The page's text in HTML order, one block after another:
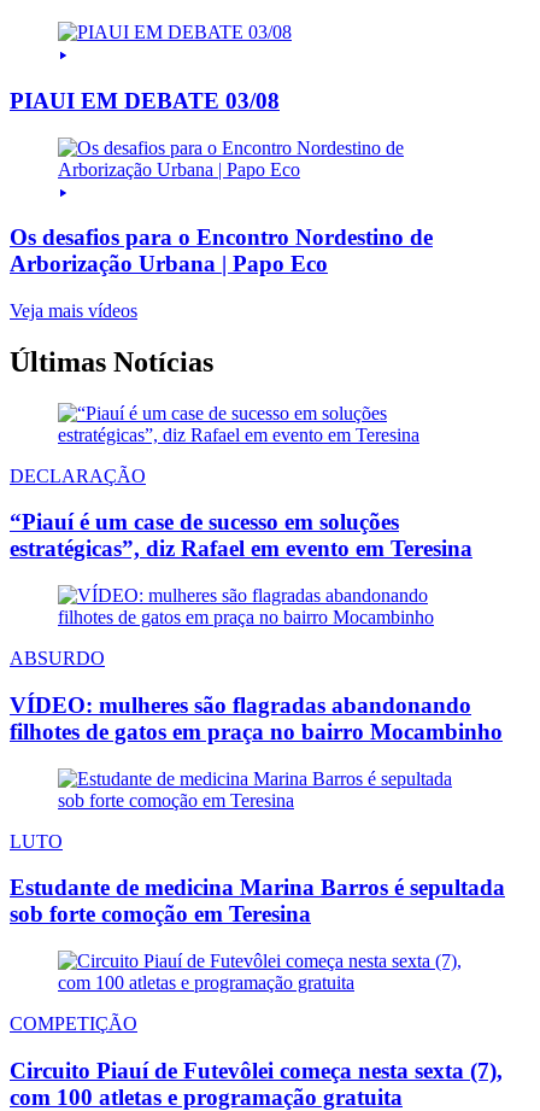
PIAUI EM DEBATE 03/08
Os desafios para o Encontro Nordestino de
Arborização Urbana | Papo Eco
Veja mais vídeos
Últimas Notícias
DECLARAÇÃO
“Piauí é um case de sucesso em soluções
estratégicas”, diz Rafael em evento em Teresina
ABSURDO
VÍDEO: mulheres são flagradas abandonando
filhotes de gatos em praça no bairro Mocambinho
LUTO
Estudante de medicina Marina Barros é sepultada
sob forte comoção em Teresina
COMPETIÇÃO
Circuito Piauí de Futevôlei começa nesta sexta (7),
com 100 atletas e programação gratuita